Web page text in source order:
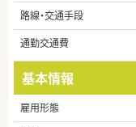
路線・交通手段
通勤交通費
基本情報
雇用形態